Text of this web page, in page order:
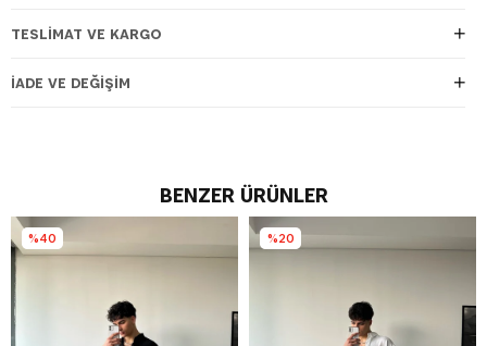
TESLIMAT VE KARGO
İADE VE DEĞIŞIM
BENZER ÜRÜNLER
%40 %20